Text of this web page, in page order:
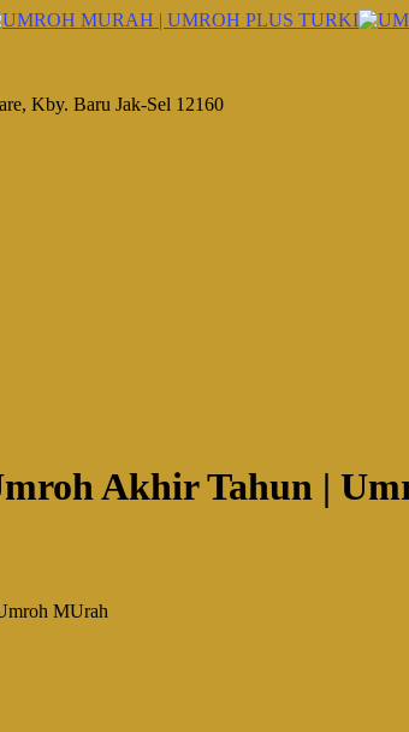
Kby. Baru Jak-Sel 12160
Akhir Tahun |
MUrah